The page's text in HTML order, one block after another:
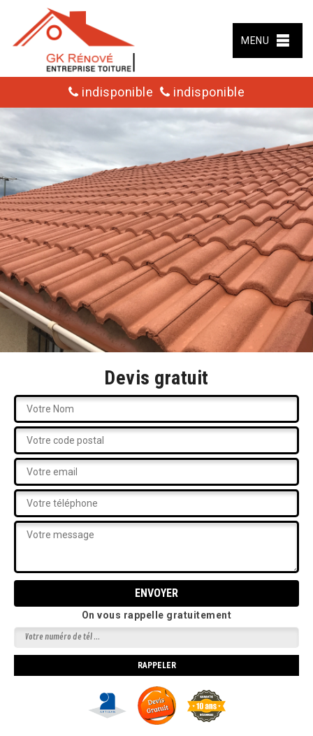
MENU
indisponible indisponible
Devis gratuit
On vous rappelle gratuitement